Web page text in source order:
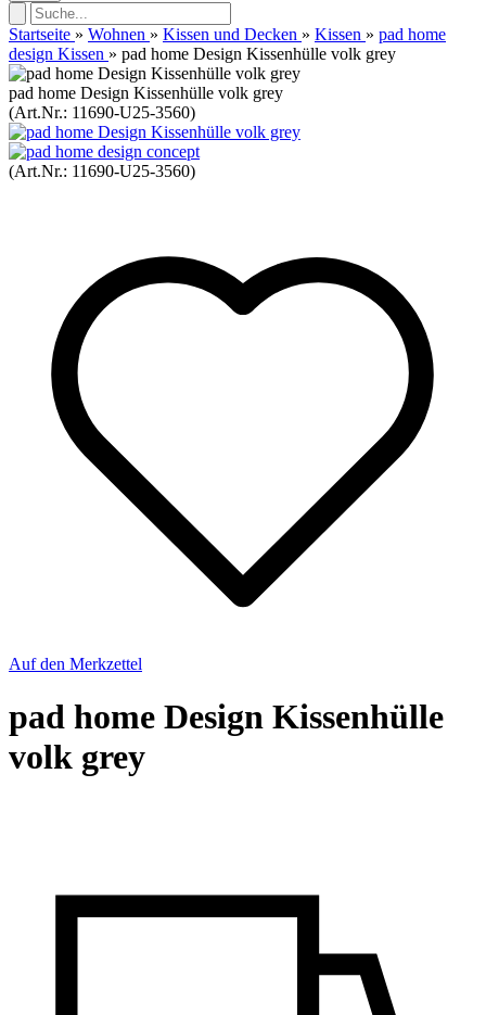
Startseite » Wohnen » Kissen und Decken » Kissen » pad home
design Kissen » pad home Design Kissenhülle volk grey
pad home Design Kissenhülle volk grey
(Art.Nr.: 11690-U25-3560)
(Art.Nr.: 11690-U25-3560)
Auf den Merkzettel
pad home Design Kissenhülle
volk grey